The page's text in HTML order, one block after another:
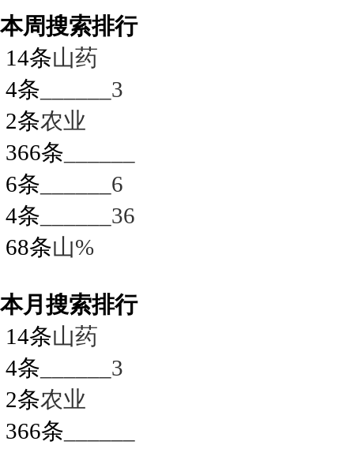
本周搜索排行
14条山药
4条 ______3
2条农业
366条
6条 ______6
4条 ______36
68条山%
本月搜索排行
14条山药
4条 ______3
2条农业
366条